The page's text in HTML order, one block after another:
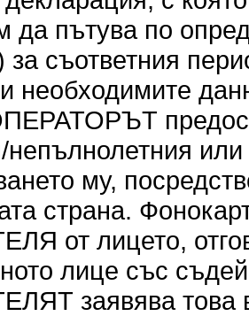
да пътува по
за съответния
необходимите
му,
страна.
от лицето,
лице със
заявява това